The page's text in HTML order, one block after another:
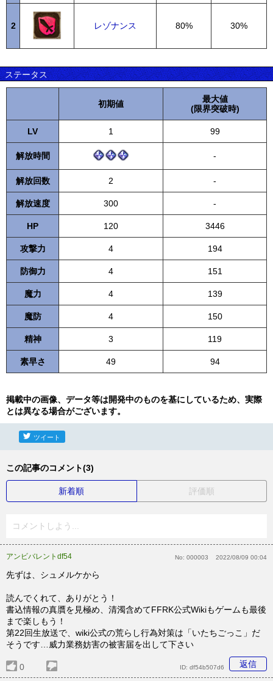
2 レゾナンス 80% 30%
ステータス
初期値
最大値
(限界突破時)
LV 1 99
解放時間 -
解放回数 2 -
解放速度 300 -
HP 120 3446
攻撃力 4 194
防御力 4 151
魔力 4 139
魔防 4 150
精神 3 119
素早さ 49 94
掲載中の画像、データ等は開発中のものを基にしているため、実際
とは異なる場合がございます。
ツイート
この記事のコメント(3)
新着順 評価順
コメントしよう...
アンビバレントdf54 No: 000003 2022/08/09 00:04
先ずは、シュメルケから
読んでくれて、ありがとう！
書込情報の真贋を見極め、清濁含めてFFRK公式Wikiもゲームも最後
まで楽しもう！
第22回生放送で、wiki公式の荒らし行為対策は「いたちごっこ」だ
そうです…威力業務妨害の被害届を出して下さい
0 返信
ID: df54b507d6